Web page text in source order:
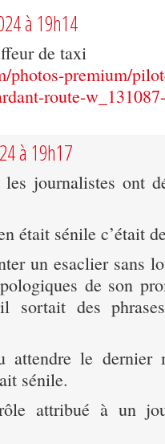
à 19h14
de taxi
photos-premium/
route-
à 19h17
journalistes ont
était sénile c’était
un esaclier sans
de son
des
attendre le dernier
sénile.
attribué à un